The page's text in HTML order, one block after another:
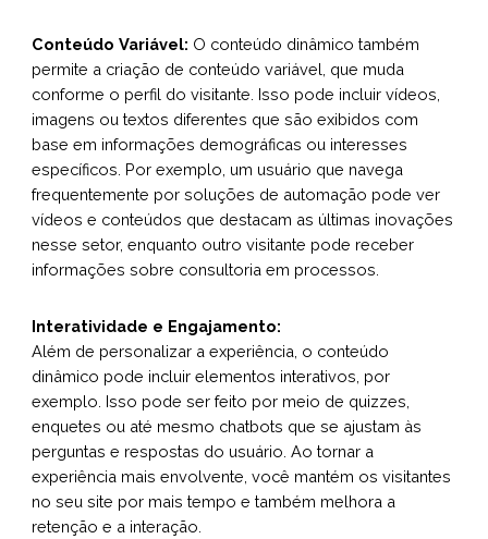
Conteúdo Variável: O conteúdo dinâmico também
permite a criação de conteúdo variável, que muda
conforme o perfil do visitante. Isso pode incluir vídeos,
imagens ou textos diferentes que são exibidos com
base em informações demográficas ou interesses
específicos. Por exemplo, um usuário que navega
frequentemente por soluções de automação pode ver
vídeos e conteúdos que destacam as últimas inovações
nesse setor, enquanto outro visitante pode receber
informações sobre consultoria em processos.
Interatividade e Engajamento:
Além de personalizar a experiência, o conteúdo
dinâmico pode incluir elementos interativos, por
exemplo. Isso pode ser feito por meio de quizzes,
enquetes ou até mesmo chatbots que se ajustam às
perguntas e respostas do usuário. Ao tornar a
experiência mais envolvente, você mantém os visitantes
no seu site por mais tempo e também melhora a
retenção e a interação.